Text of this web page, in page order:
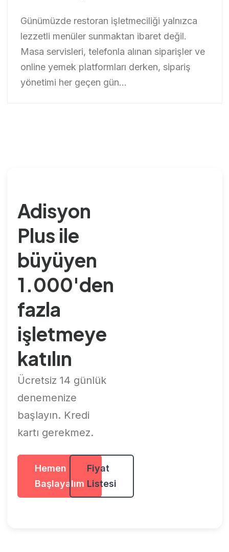
Günümüzde restoran işletmeciliği yalnızca
lezzetli menüler sunmaktan ibaret değil.
Masa servisleri, telefonla alınan siparişler ve
online yemek platformları derken, sipariş
yönetimi her geçen gün...
Adisyon
Plus ile
büyüyen
1.000'den
fazla
işletmeye
katılın
Ücretsiz 14 günlük
denemenize
başlayın. Kredi
kartı gerekmez.
Hemen
Başlayalım
Fiyat
Listesi